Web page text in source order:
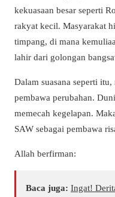
kekuasaan besar seperti
rakyat kecil. Masyarakat
timpang, di mana
lahir dari golongan
Dalam suasana seperti
pembawa perubahan.
memecah kegelapan.
SAW sebagai pembawa
Allah berfirman:
Baca juga: Ingat!